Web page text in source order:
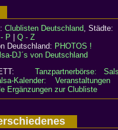
Clublisten Deutschland, Städte:
P
Q - Z
Deutschland: PHOTOS !
DJ´s von Deutschland
Tanzpartnerbörse:
Kalender:
Ergänzungen zur Clubliste